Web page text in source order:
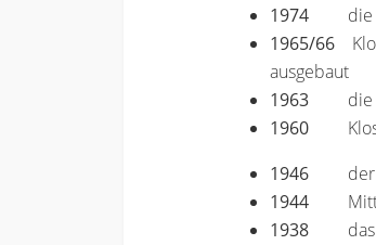
1974 die
1965/66
ausgebaut
1963
1960
1946
1944
1938